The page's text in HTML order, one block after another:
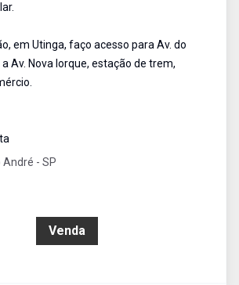
em Utinga, faço acesso para Av. do
Av. Nova Iorque, estação de trem,
- SP
Venda